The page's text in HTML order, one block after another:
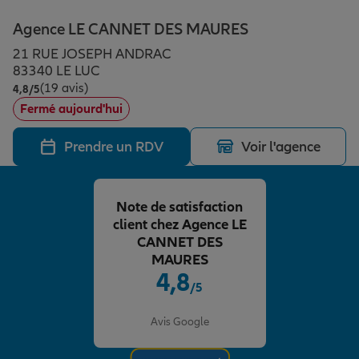
Assurance animal de compagnie
Protection juridique
Plan épargne retraite
Assurance vie
Placements financiers
Investissements immobiliers
Vos projets
Partir en vacances
Déménager
Changer de voiture
Préparer l’avenir
Conseil assurance
Agence LE CANNET DES MAURES
21 RUE JOSEPH ANDRAC
83340 LE LUC
4,8/5Note de 4.8 sur 5
(19 avis)
Fermé aujourd'hui
Prendre un RDV Voir l'agence
4,8/5
Avis Google
Note de satisfaction
client chez Agence LE
CANNET DES
MAURES